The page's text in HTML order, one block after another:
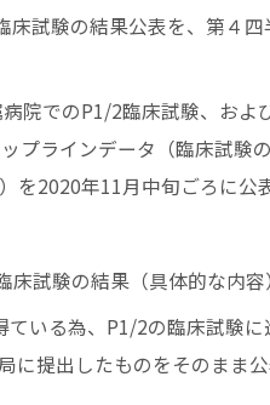
試験の結果公表を、第４四
院でのP1/2臨床試験、およ
プラインデータ（臨床試験
2020年11月中旬ごろに公
試験の結果（具体的な内
いる為、P1/2の臨床試験に
に提出したものをそのまま